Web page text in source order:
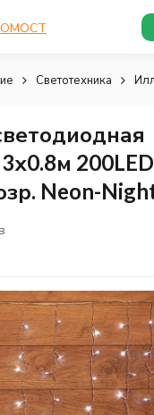
Светотехника
Neon-